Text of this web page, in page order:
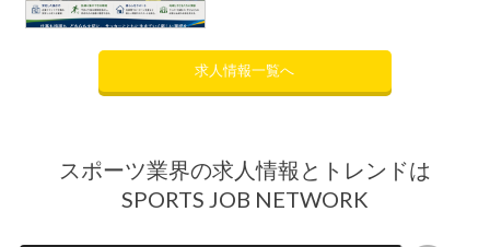
求人情報一覧へ
スポーツ業界の求人情報とトレンドは
SPORTS JOB NETWORK